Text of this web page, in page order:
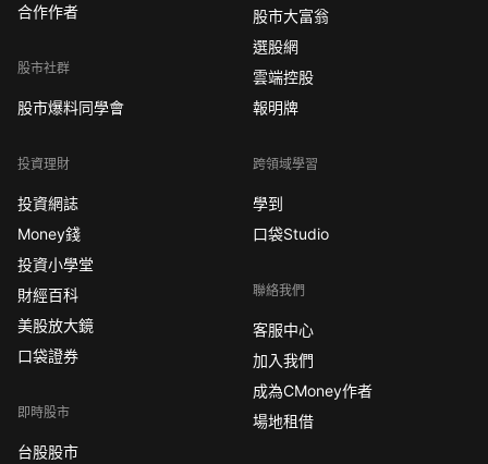
合作作者
股市社群
股市爆料同學會
投資理財
投資網誌
Money錢
投資小學堂
財經百科
美股放大鏡
口袋證券
即時股市
台股股市
股市大富翁
選股網
雲端控股
報明牌
跨領域學習
學到
口袋Studio
聯絡我們
客服中心
加入我們
成為CMoney作者
場地租借